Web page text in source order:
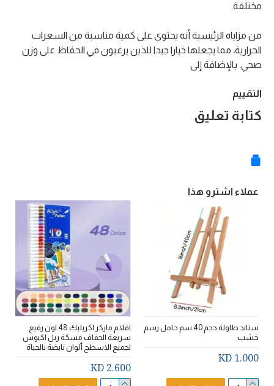
مختلفة.
من مزاياه الرئيسية أنه يحتوي على كمية مناسبة من السعرات
الحرارية، مما يجعلها خيارا جيدا للذين يرغبون في الحفاظ على وزن
صحي. بالإضافة إلى
التقييم
كتابة تعليق
عملاء اشترو هذا
ستاند طاولة حجم 40 سم حامل رسم
خشب
1.000 KD
اقلام ماركر اكريليك 48 لون رفيع
سريعة الجفاف مسكة ربل اكيوس
لجميع الاسطح ألوان نابضة بالحياة
2.600 KD